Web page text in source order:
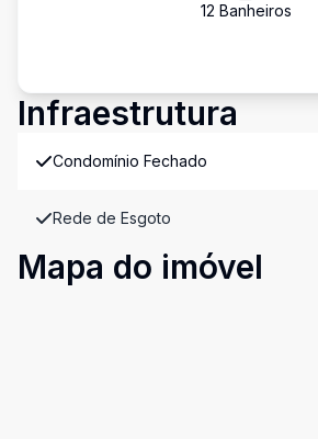
12 Banheiros
Infraestrutura
Condomínio Fechado
Rede de Esgoto
Mapa do imóvel